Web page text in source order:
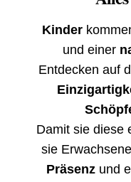
Kinder
und einer
Entdecken auf
Damit sie diese
sie
Präsenz und